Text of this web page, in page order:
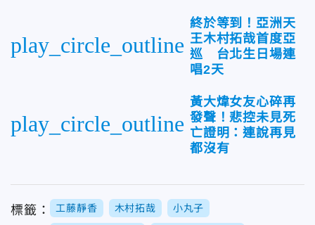
play_circle_outline
終於等到！亞洲天
王木村拓哉首度亞
巡 台北生日場連
唱2天
play_circle_outline
黃大煒女友心碎再
發聲！悲控未見死
亡證明：連說再見
都沒有
標籤： 工藤靜香 木村拓哉 小丸子